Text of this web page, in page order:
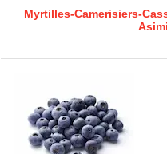
Myrtilles-Camerisiers-